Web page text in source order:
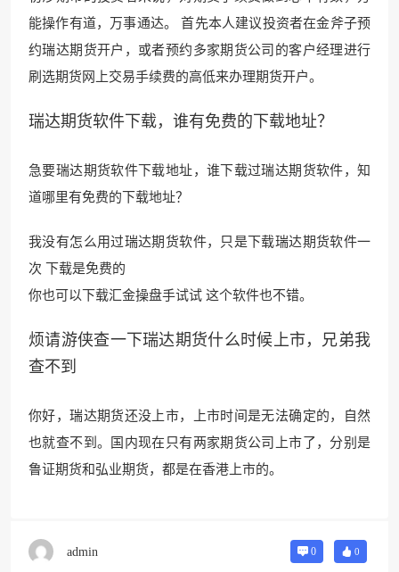
能操作有道，万事通达。 首先本人建议投资者在金斧子预
约瑞达期货开户，或者预约多家期货公司的客户经理进行
刷选期货网上交易手续费的高低来办理期货开户。
瑞达期货软件下载，谁有免费的下载地址？
急要瑞达期货软件下载地址，谁下载过瑞达期货软件，知
道哪里有免费的下载地址？
我没有怎么用过瑞达期货软件，只是下载瑞达期货软件一
次 下载是免费的
你也可以下载汇金操盘手试试 这个软件也不错。
烦请游侠查一下瑞达期货什么时候上市，兄弟我
查不到
你好，瑞达期货还没上市，上市时间是无法确定的，自然
也就查不到。国内现在只有两家期货公司上市了，分别 是
鲁证期货和弘业期货，都是在香港上市的。
admin 0 0